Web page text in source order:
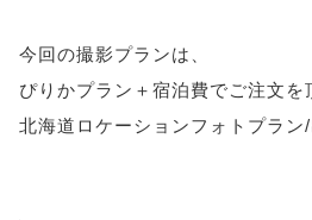
今回の撮影プランは、
ぴりかプラン＋宿泊費でご注文を
北海道ロケーションフォトプラン